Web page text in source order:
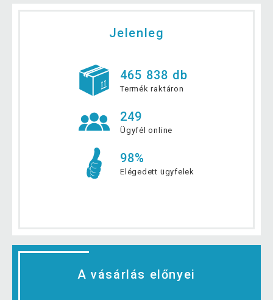
Jelenleg
465 838 db
Termék raktáron
249
Ügyfél online
98%
Elégedett ügyfelek
A vásárlás előnyei